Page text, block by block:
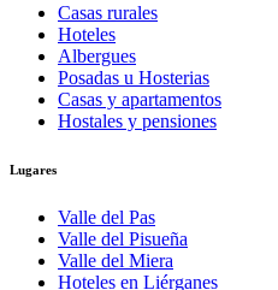
Casas rurales
Hoteles
Albergues
Posadas u Hosterias
Casas y apartamentos
Hostales y pensiones
Lugares
Valle del Pas
Valle del Pisueña
Valle del Miera
Hoteles en Liérganes